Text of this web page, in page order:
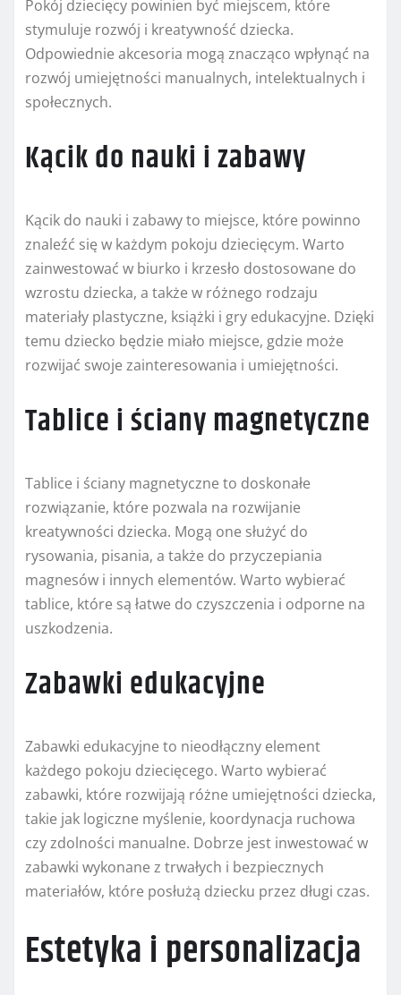
Pokój dziecięcy powinien być miejscem, które
stymuluje rozwój i kreatywność dziecka.
Odpowiednie akcesoria mogą znacząco wpłynąć na
rozwój umiejętności manualnych, intelektualnych i
społecznych.
Kącik do nauki i zabawy
Kącik do nauki i zabawy to miejsce, które powinno
znaleźć się w każdym pokoju dziecięcym. Warto
zainwestować w biurko i krzesło dostosowane do
wzrostu dziecka, a także w różnego rodzaju
materiały plastyczne, książki i gry edukacyjne. Dzięki
temu dziecko będzie miało miejsce, gdzie może
rozwijać swoje zainteresowania i umiejętności.
Tablice i ściany magnetyczne
Tablice i ściany magnetyczne to doskonałe
rozwiązanie, które pozwala na rozwijanie
kreatywności dziecka. Mogą one służyć do
rysowania, pisania, a także do przyczepiania
magnesów i innych elementów. Warto wybierać
tablice, które są łatwe do czyszczenia i odporne na
uszkodzenia.
Zabawki edukacyjne
Zabawki edukacyjne to nieodłączny element
każdego pokoju dziecięcego. Warto wybierać
zabawki, które rozwijają różne umiejętności dziecka,
takie jak logiczne myślenie, koordynacja ruchowa
czy zdolności manualne. Dobrze jest inwestować w
zabawki wykonane z trwałych i bezpiecznych
materiałów, które posłużą dziecku przez długi czas.
Estetyka i personalizacja